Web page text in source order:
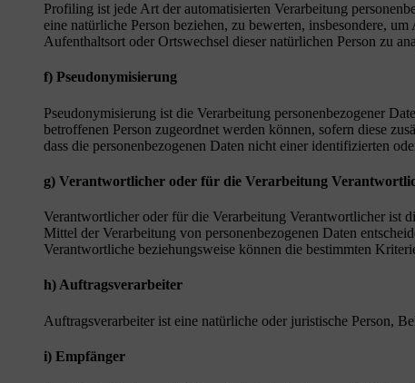
Profiling ist jede Art der automatisierten Verarbeitung
eine natürliche Person beziehen, zu bewerten, insbesondere,
Aufenthaltsort oder Ortswechsel dieser natürlichen Person zu
f) Pseudonymisierung
Pseudonymisierung ist die Verarbeitung personenbezogener
betroffenen Person zugeordnet werden können, sofern diese
dass die personenbezogenen Daten nicht einer identifizierten
g) Verantwortlicher oder für die Verarbeitung
Verantwortlicher oder für die Verarbeitung Verantwortlicher ist
Mittel der Verarbeitung von personenbezogenen Daten
Verantwortliche beziehungsweise können die bestimmten
h) Auftragsverarbeiter
Auftragsverarbeiter ist eine natürliche oder juristische Person,
i) Empfänger